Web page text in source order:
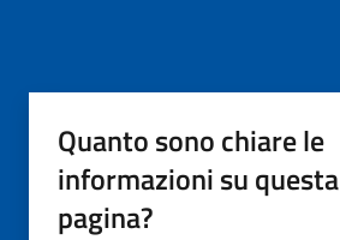
Quanto sono chiare le
informazioni su questa
pagina?